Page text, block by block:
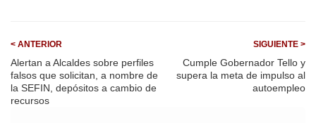
< ANTERIOR
Alertan a Alcaldes sobre perfiles
falsos que solicitan, a nombre de
la SEFIN, depósitos a cambio de
recursos
SIGUIENTE >
Cumple Gobernador Tello y
supera la meta de impulso al
autoempleo